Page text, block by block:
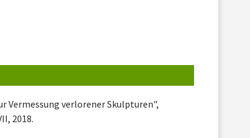
Vermessung verlorener Skulpturen",
2018.